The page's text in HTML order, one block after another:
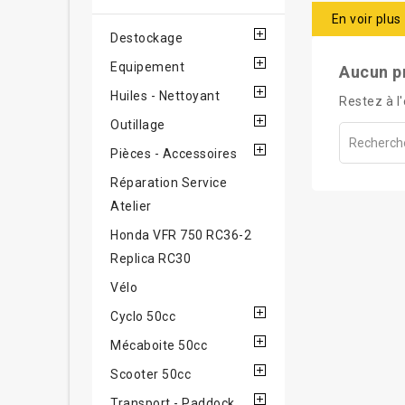
Destockage
Equipement
Huiles - Nettoyant
Outillage
Pièces - Accessoires
Réparation Service
Atelier
Honda VFR 750 RC36-2
Replica RC30
Vélo
Cyclo 50cc
Mécaboite 50cc
Scooter 50cc
Points clés de
Caldes
Gamme
Trial
:
En voir plus
Aucun
Restez à